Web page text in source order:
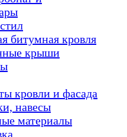
битумная кровля
крыши
кровли и фасада
навесы
материалы